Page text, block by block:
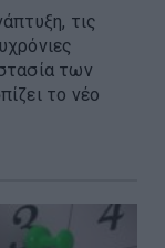
τις
των
το νέο